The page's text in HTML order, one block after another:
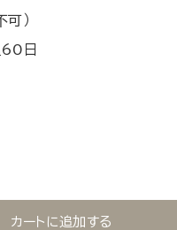
可）
60日
カートに追加する